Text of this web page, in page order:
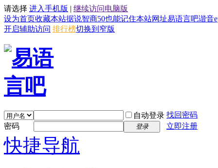
请选择 进入手机版 | 继续访问电脑版
设为首页收藏本站据说智商50也能记住本站网址易语言吧谐音
开启辅助访问 排行榜切换到窄版
自动登录 找回密码
密码
登录 立即注册
快捷导航